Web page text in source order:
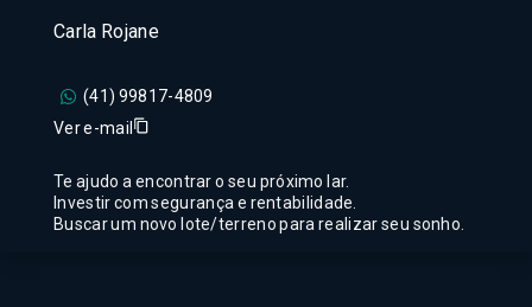
Carla Rojane
(41) 99817-4809
Ver e-mail
Te ajudo a encontrar o seu próximo lar.
Investir com segurança e rentabilidade.
Buscar um novo lote/terreno para realizar seu sonho.